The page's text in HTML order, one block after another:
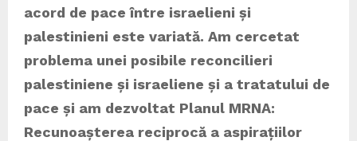
acord de pace între israelieni și
palestinieni este variată. Am cercetat
problema unei posibile reconcilieri
palestiniene și israeliene și a tratatului de
pace și am dezvoltat Planul MRNA:
Recunoașterea reciprocă a aspirațiilor